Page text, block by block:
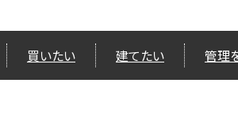
買いたい 建てたい 管理